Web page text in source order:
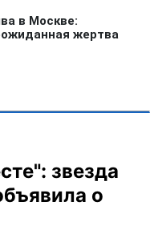
звезда
о